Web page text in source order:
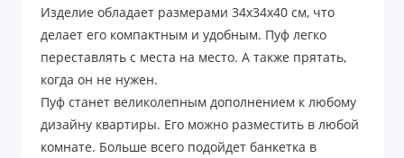
Изделие обладает размерами 34х34х40 см, что
делает его компактным и удобным. Пуф легко
переставлять с места на место. А также прятать,
когда он не нужен.
Пуф станет великолепным дополнением к любому
дизайну квартиры. Его можно разместить в любой
комнате. Больше всего подойдет банкетка в